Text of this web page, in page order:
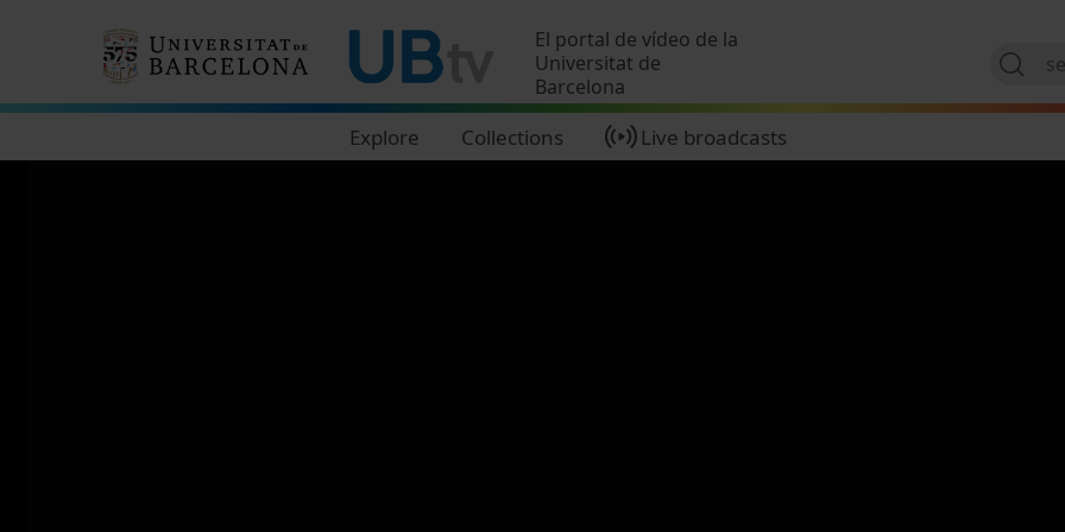
El portal de vídeo de la
Universitat de
Barcelona
Explore Collections Live broadcasts